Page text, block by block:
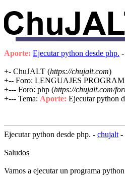
Aporte: Ejecutar python desde php.
+- ChuJALT (https://chujalt.com)
+-- Foro: LENGUAJES
+--- Foro: php (https://chujalt.com/
+--- Tema: Aporte: Ejecutar python
Ejecutar python desde php. - chujalt -
Saludos
Vamos a ejecutar un programa